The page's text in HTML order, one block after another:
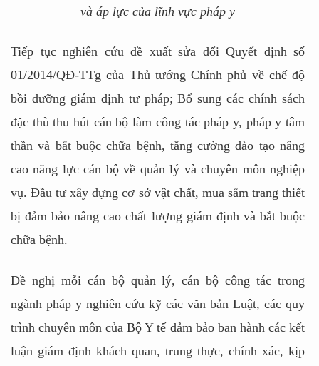
và áp lực của lĩnh vực pháp y
Tiếp tục nghiên cứu đề xuất sửa đổi Quyết định số
01/2014/QĐ-TTg của Thủ tướng Chính phủ về chế độ
bồi dưỡng giám định tư pháp; Bổ sung các chính sách
đặc thù thu hút cán bộ làm công tác pháp y, pháp y tâm
thần và bắt buộc chữa bệnh, tăng cường đào tạo nâng
cao năng lực cán bộ về quản lý và chuyên môn nghiệp
vụ. Đầu tư xây dựng cơ sở vật chất, mua sắm trang thiết
bị đảm bảo nâng cao chất lượng giám định và bắt buộc
chữa bệnh.
Đề nghị mỗi cán bộ quản lý, cán bộ công tác trong
ngành pháp y nghiên cứu kỹ các văn bản Luật, các quy
trình chuyên môn của Bộ Y tế đảm bảo ban hành các kết
luận giám định khách quan, trung thực, chính xác, kịp